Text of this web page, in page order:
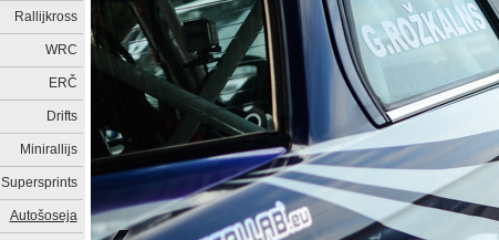
Rallijkross
WRC
ERČ
Drifts
Minirallijs
Supersprints
Autošoseja